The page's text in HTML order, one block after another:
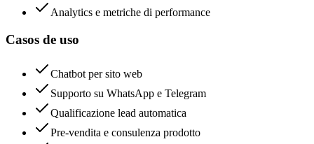
Analytics e metriche di performance
Casos de uso
Chatbot per sito web
Supporto su WhatsApp e Telegram
Qualificazione lead automatica
Pre-vendita e consulenza prodotto